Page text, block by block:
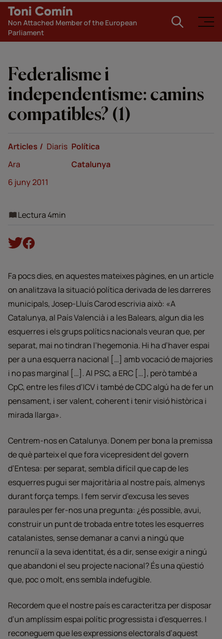
Non Attached Member of the European
Parliament
Federalisme i
independentisme: camins
compatibles? (1)
Articles
Diaris
Ara
6 juny 2011
Política
Catalunya
Lectura 4min
Fa pocs dies, en aquestes mateixes pàgines, en un article
on analitzava la situació política derivada de les darreres
municipals, Josep-Lluís Carod escrivia això: «A
Catalunya, al País Valencià i a les Balears, algun dia les
esquerres i els grups polítics nacionals veuran que, per
separat, mai no tindran l’hegemonia. Hi ha d’haver espai
per a una esquerra nacional […] amb vocació de majories
i no pas marginal […]. Al PSC, a ERC […], però també a
CpC, entre les files d’ICV i també de CDC algú ha de fer un
pensament, i ser valent, coherent i tenir visió històrica i
mirada llarga».
Centrem-nos en Catalunya. Donem per bona la premissa
de què parteix el que fora vicepresident del govern
d’Entesa: per separat, sembla difícil que cap de les
esquerres pugui ser majoritària al nostre país, almenys
durant força temps. I fem servir d’excusa les seves
paraules per fer-nos una pregunta: ¿és possible, avui,
construir un punt de trobada entre totes les esquerres
catalanistes, sense demanar a canvi a ningú que
renunciï a la seva identitat, és a dir, sense exigir a ningú
que abandoni el seu projecte nacional? És una qüestió
que, poc o molt, ens sembla indefugible.
Recordem que el nostre país es caracteritza per disposar
d’un amplíssim espai polític progressista i d’esquerres. I
reconeguem que les expressions electorals d’aquest